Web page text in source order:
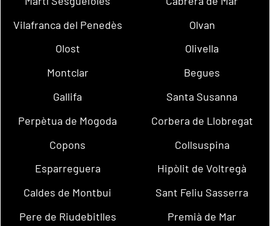
Vilafranca del Penedès
Olvan
Olost
Olivella
Montclar
Begues
Gallifa
Santa Susanna
Perpètua de Mogoda
Corbera de Llobregat
Copons
Collsuspina
Esparreguera
Hipòlit de Voltregà
Caldes de Montbui
Sant Feliu Sasserra
Pere de Riudebitlles
Premià de Mar